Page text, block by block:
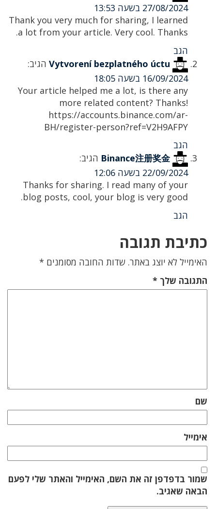
27/08/2024 בשעה 13:53
Thank you very much for sharing, I learned
a lot from your article. Very cool. Thanks.
הגב
Vytvorení bezplatného úctu הגיב:
16/09/2024 בשעה 18:05
Your article helped me a lot, is there any
more related content? Thanks!
https://accounts.binance.com/ar-
BH/register-person?ref=V2H9AFPY
הגב
Binance注册奖金 הגיב:
22/09/2024 בשעה 12:06
Thanks for sharing. I read many of your
blog posts, cool, your blog is very good.
הגב
כתיבת תגובה
האימייל לא יוצג באתר. שדות החובה מסומנים *
התגובה שלך *
שם
אימייל
שמור בדפדפן זה את השם, האימייל והאתר שלי לפעם
הבאה שאגיב.